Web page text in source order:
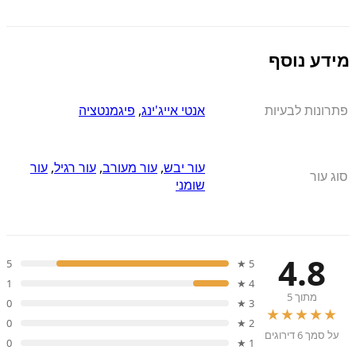
מידע נוסף
פתרונות לבעיות אנטי אייג'ינג, פיגמנטציה
סוג עור עור יבש, עור מעורב, עור רגיל, עור
שומני
4.8
מתוך 5
★★★★★
על סמך 6 דירוגים
5 ★
5
4 ★
1
3 ★
0
2 ★
0
1 ★
0